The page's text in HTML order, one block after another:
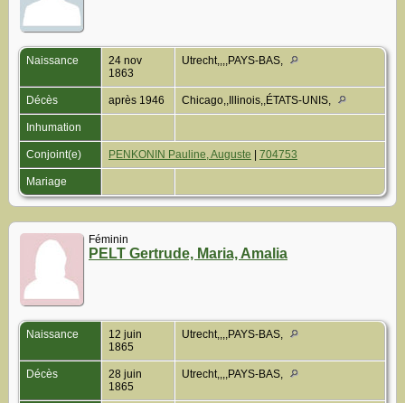
Naissance
24 nov
1863
Utrecht,,,,PAYS-BAS,
Décès après 1946 Chicago,,Illinois,,ÉTATS-UNIS,
Inhumation
Conjoint(e) PENKONIN Pauline, Auguste 704753
Mariage
Féminin
PELT Gertrude, Maria, Amalia
Naissance
12 juin
1865
Utrecht,,,,PAYS-BAS,
Décès
28 juin
1865
Utrecht,,,,PAYS-BAS,